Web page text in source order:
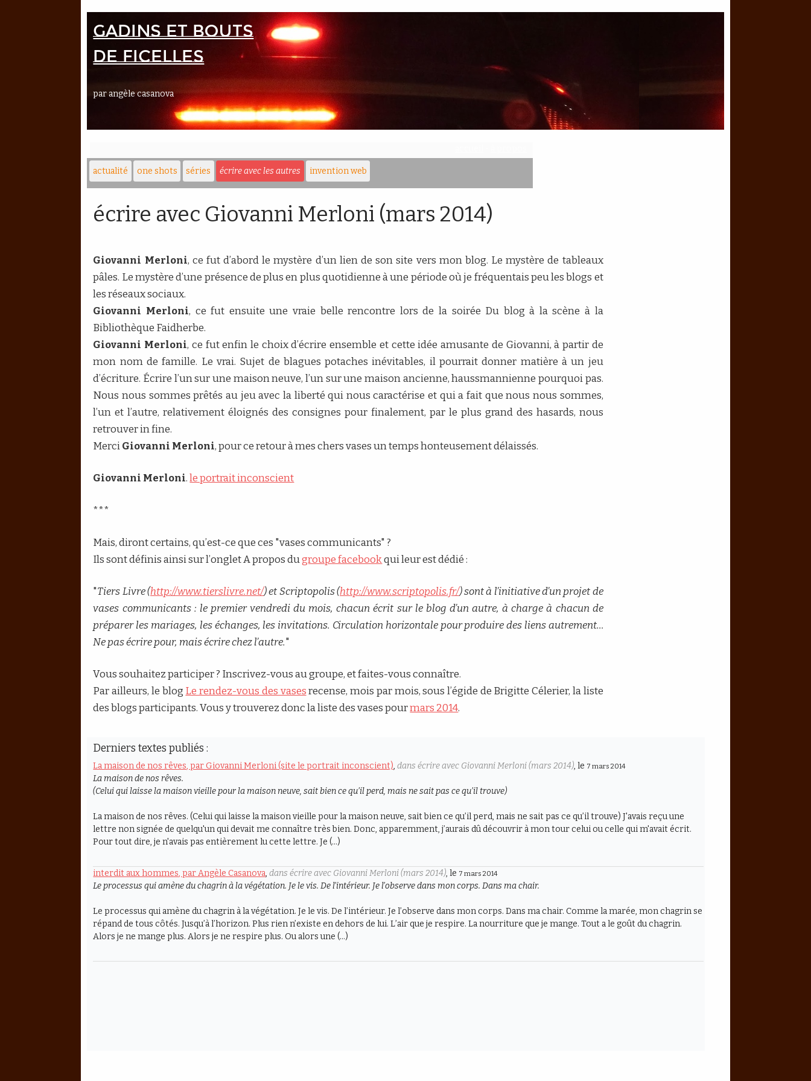
Gadins et bouts
de ficelles
par angèle casanova
actualité one shots séries écrire avec les autres invention web
écrire avec Giovanni Merloni (mars 2014)
Giovanni Merloni, ce fut d’abord le mystère d’un lien de son site vers mon blog. Le mystère de tableaux
pâles. Le mystère d’une présence de plus en plus quotidienne à une période où je fréquentais peu les blogs et
les réseaux sociaux.
Giovanni Merloni, ce fut ensuite une vraie belle rencontre lors de la soirée Du blog à la scène à la
Bibliothèque Faidherbe.
Giovanni Merloni, ce fut enfin le choix d’écrire ensemble et cette idée amusante de Giovanni, à partir de
mon nom de famille. Le vrai. Sujet de blagues potaches inévitables, il pourrait donner matière à un jeu
d’écriture. Écrire l’un sur une maison neuve, l’un sur une maison ancienne, haussmannienne pourquoi pas.
Nous nous sommes prêtés au jeu avec la liberté qui nous caractérise et qui a fait que nous nous sommes,
l’un et l’autre, relativement éloignés des consignes pour finalement, par le plus grand des hasards, nous
retrouver in fine.
Merci Giovanni Merloni, pour ce retour à mes chers vases un temps honteusement délaissés.
Giovanni Merloni.le portrait inconscient
***
Mais, diront certains, qu’est-ce que ces "vases communicants" ?
Ils sont définis ainsi sur l’onglet A propos dugroupe facebook qui leur est dédié :
"Tiers Livre (http://www.tierslivre.net/) et Scriptopolis (http://www.scriptopolis.fr/) sont à l’initiative d’un projet de
vases communicants : le premier vendredi du mois, chacun écrit sur le blog d’un autre, à charge à chacun de
préparer les mariages, les échanges, les invitations. Circulation horizontale pour produire des liens autrement…
Ne pas écrire pour, mais écrire chez l’autre."
Vous souhaitez participer ? Inscrivez-vous au groupe, et faites-vous connaître.
Par ailleurs, le blog Le rendez-vous des vases recense, mois par mois, sous l’égide de Brigitte Célerier, la liste
des blogs participants. Vous y trouverez donc la liste des vases pourmars 2014.
Derniers textes publiés :
La maison de nos rêves, par Giovanni Merloni (site le portrait inconscient),dans écrire avec Giovanni Merloni (mars 2014), le 7 mars 2014
La maison de nos rêves.
(Celui qui laisse la maison vieille pour la maison neuve, sait bien ce qu’il perd, mais ne sait pas ce qu’il trouve)
La maison de nos rêves. (Celui qui laisse la maison vieille pour la maison neuve, sait bien ce qu’il perd, mais ne sait pas ce qu’il trouve) J'avais reçu une
lettre non signée de quelqu'un qui devait me connaître très bien. Donc, apparemment, j’aurais dû découvrir à mon tour celui ou celle qui m'avait écrit.
Pour tout dire, je n'avais pas entièrement lu cette lettre. Je (…)
interdit aux hommes, par Angèle Casanova,dans écrire avec Giovanni Merloni (mars 2014), le 7 mars 2014
Le processus qui amène du chagrin à la végétation. Je le vis. De l’intérieur. Je l’observe dans mon corps. Dans ma chair.
Le processus qui amène du chagrin à la végétation. Je le vis. De l’intérieur. Je l’observe dans mon corps. Dans ma chair. Comme la marée, mon chagrin se
répand de tous côtés. Jusqu’à l’horizon. Plus rien n’existe en dehors de lui. L’air que je respire. La nourriture que je mange. Tout a le goût du chagrin.
Alors je ne mange plus. Alors je ne respire plus. Ou alors une (…)